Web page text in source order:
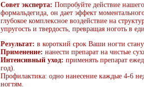
Совет эксперта: Попробуйте действие
формальдегида, он дает эффект
глубокое комплексное воздействие на
упругость и твердость, превращая ноготь в
Результат: в короткий срок Ваши ногти
Применение: нанести препарат на чистые
Интенсивный уход: применять препарат
год).
Профилактика: одно нанесение каждые 4-6
ногтям.